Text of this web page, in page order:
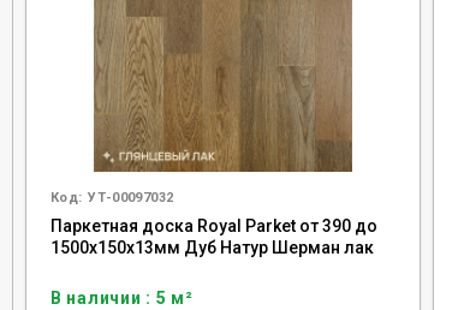
Код: УТ-00097032
Паркетная доска Royal Parket от 390 до
1500х150х13мм Дуб Натур Шерман лак
В наличии : 5 м²